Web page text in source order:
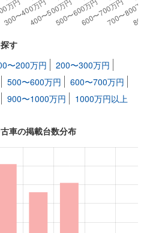
す
〜200万円
200〜300万円
500〜600万円
600〜700万円
900〜1000万円 1000万円以上
車の掲載台数分布